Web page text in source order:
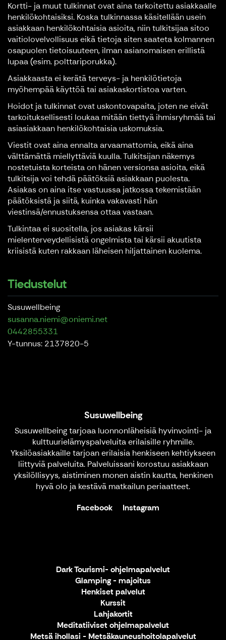
Kortti- ja muut tulkinnat ovat aina tarkoitettu asiakkaalle
henkilökohtaisiksi. Koska tulkinnassa käsitellään usein
asiakkaan henkilökohtaisia asioita, niin tulkitsijaa sitoo
vaitiolovelvollisuus eikä tietoja siten saateta kolmannen
osapuolen tietoisuuteen, ilman asianomaisen erillistä
lupaa (esim. polttariporukka).
Asiakkaasta ei kerätä terveys- ja henkilötietoja
myöhempää käyttöä tai asiakaskortistoa varten.
Hoidot ja tulkinnat ovat uskontovapaita, joten ne eivät
tarkoituksellisesti loukaa mitään tiettyä ihmisryhmää tai
asiasiakkaan henkilökohtaisia uskomuksia.
Viestit ovat aina ennalta arvaamattomia, eikä aina
välttämättä miellyttäviä kuulla. Tulkitsijan näkemys
nostetuista korteista on hänen versionsa asioita, eikä
tulkitsija voi tehdä päätöksiä asiakkaan puolesta.
Asiakas on aina itse vastuussa jatkossa tekemistään
päätöksistä ja siitä, kuinka vakavasti hän
viestinsä/ennustuksensa ottaa vastaan.
Tulkintaa ei suositella, jos asiakas kärsii
mielenterveydellisistä ongelmista tai kärsii akuutista
kriisistä kuten rakkaan läheisen hiljattainen kuolema.
Tiedustelut
Susuwellbeing
susanna.niemi@oniemi.net
0442855331
Y-tunnus: 2137820-5
Susuwellbeing
Susuwellbeing tarjoaa luonnonläheisiä hyvinvointi- ja
kulttuurielämyspalveluita erilaisille ryhmille.
Yksilöasiakkaille tarjoan erilaisia henkiseen kehtiykseen
liittyviä palveluita. Palveluissani korostuu asiakkaan
yksilöllisyys, aistiminen monen aistin kautta, henkinen
hyvä olo ja kestävä matkailun periaatteet.
Facebook
Instagram
Dark Tourismi- ohjelmapalvelut
Glamping - majoitus
Henkiset palvelut
Kurssit
Lahjakortit
Meditatiiviset ohjelmapalvelut
Metsä ihollasi - Metsäkauneushoitolapalvelut